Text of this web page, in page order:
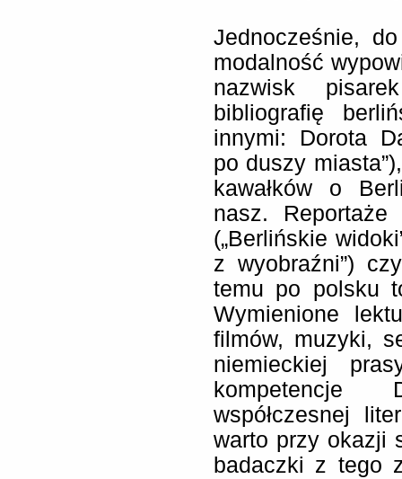
Jednocześnie,
modalność
nazwisk
bibliografię
innymi: Dorota
po duszy
kawałków o
nasz. Reportaże
(„Berlińskie
z wyobraźni”)
temu po polsku
Wymienione
filmów, muzyki,
niemieckiej
kompetencje
współczesnej
warto przy okazji
badaczki z tego